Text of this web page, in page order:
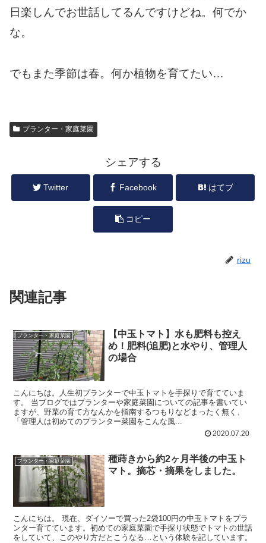
日楽しんでお世話してるんですけどね。何でか
な。
でもまた季節は春。何か植物を育てたい…
プランター・家庭菜園
シェアする
Twitter Facebook はてブ
コピー
rizu
関連記事
プランター・家庭菜園
【中玉トマト】水も肥料も控え
め！肥料(追肥)と水やり、管理人
の場合
こんにちは。人生初プランターで中玉トマトを手探りで育てていま
す。 当ブログではプランターや家庭菜園についての記事を書いてい
ますが、野菜の育て方なんかを指南するつもりなどまったく無く、
「管理人は初めてのプランター菜園をこんな風...
2020.07.20
プランター・家庭菜園
種蒔きから約2ヶ月半後の中玉ト
マト。摘芯・摘果をしました。
こんにちは。 現在、ダイソーで買った2袋100円の中玉トマトをプラ
ンター育てています。初めての家庭菜園で手探り状態でトマトの世話
をしていて、このやり方だとこうなる…という体験を記しています。